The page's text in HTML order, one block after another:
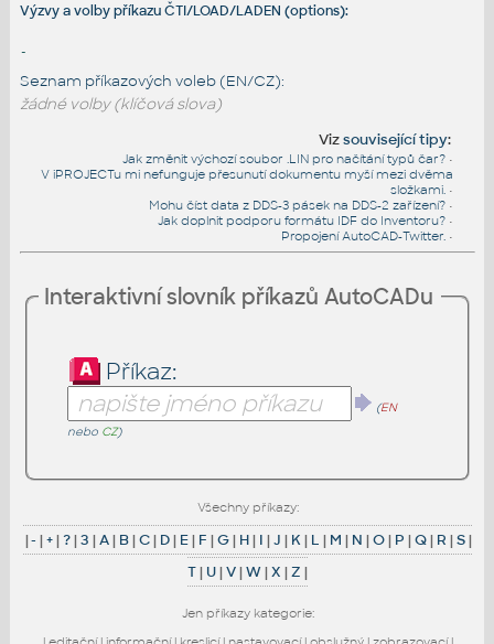
Výzvy a volby příkazu ČTI/LOAD/LADEN (options):
-
Seznam příkazových voleb (EN/CZ):
žádné volby (klíčová slova)
Vizsouvisející tipy:
Jak změnit výchozí soubor .LIN pro načítání typů čar? •
V iPROJECTu mi nefunguje přesunutí dokumentu myší mezi dvěma
složkami. •
Mohu číst data z DDS-3 pásek na DDS-2 zařízení? •
Jak doplnit podporu formátu IDF do Inventoru? •
Propojení AutoCAD-Twitter. •
Interaktivní slovník příkazů AutoCADu
Příkaz:
(EN
nebo CZ)
Všechny příkazy:
|- |+|?|3 |A| B|C| D| E| F |G| H| I |J | K| L | M | N |O| P |Q| R |S|
T| U|V|W|X |Z |
Jen příkazy kategorie: